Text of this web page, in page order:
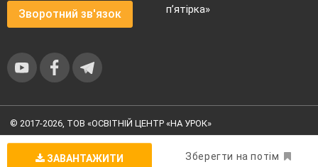
ЗАВАНТАЖИТИ Зберегти на потім
Зворотний зв'язок
п’ятірка»
© 2017-2026, ТОВ «ОСВІТНІЙ ЦЕНТР «НА УРОК»
конфіденційності